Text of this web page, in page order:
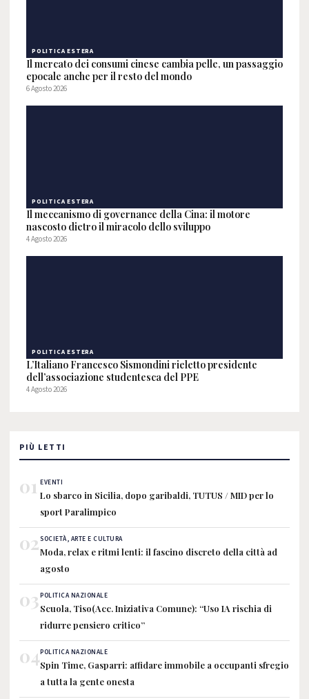
POLITICA ESTERA
Il mercato dei consumi cinese cambia pelle, un passaggio
epocale anche per il resto del mondo
6 Agosto 2026
POLITICA ESTERA
Il meccanismo di governance della Cina: il motore
nascosto dietro il miracolo dello sviluppo
4 Agosto 2026
POLITICA ESTERA
L’Italiano Francesco Sismondini rieletto presidente
dell’associazione studentesca del PPE
4 Agosto 2026
PIÙ LETTI
01 EVENTI
Lo sbarco in Sicilia, dopo garibaldi, TUTUS / MID per lo
sport Paralimpico
02SOCIETÀ, ARTE E CULTURA
Moda, relax e ritmi lenti: il fascino discreto della città ad
agosto
03POLITICA NAZIONALE
Scuola, Tiso(Acc. Iniziativa Comune): “Uso IA rischia di
ridurre pensiero critico”
04POLITICA NAZIONALE
Spin Time, Gasparri: affidare immobile a occupanti sfregio
a tutta la gente onesta